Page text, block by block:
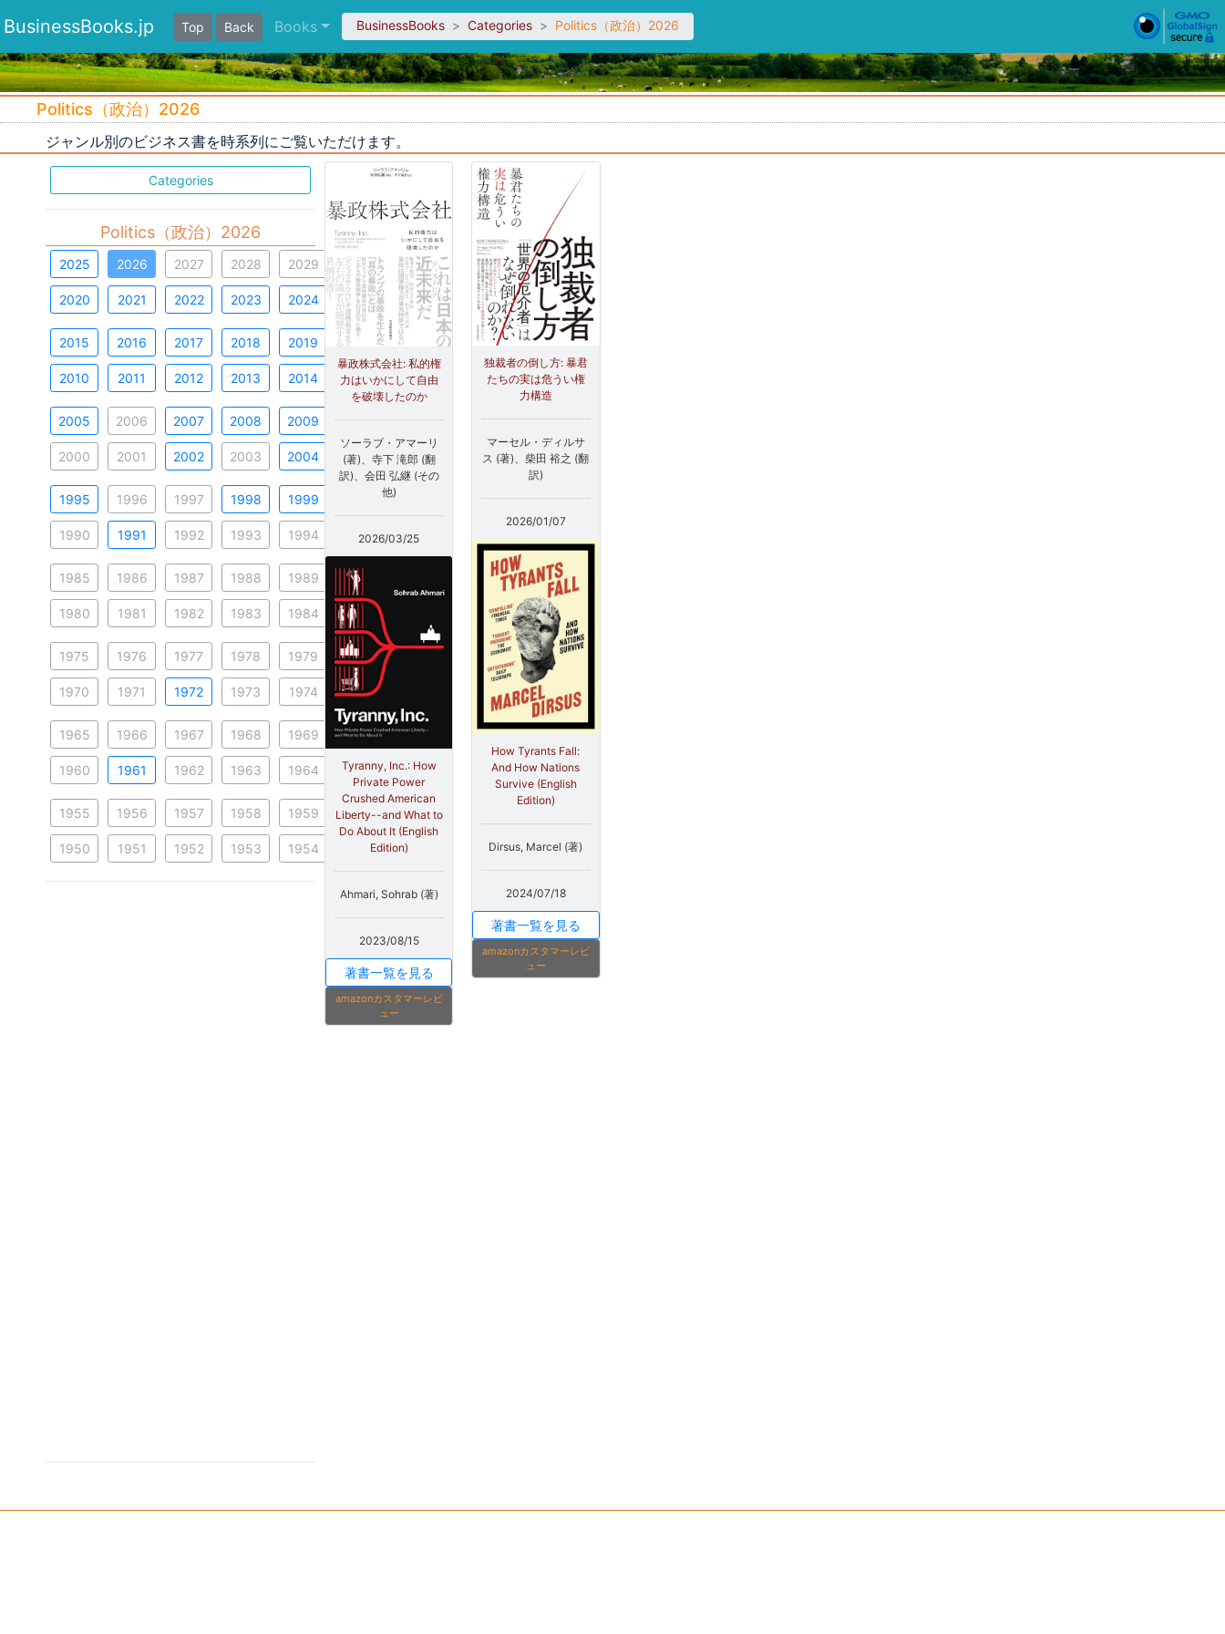
BusinessBooks.jp Top Back Books BusinessBooks Categories Politics（政治）2026
Politics（政治）2026
ジャンル別のビジネス書を時系列にご覧いただけます。
Categories
Politics（政治）2026
2025 2026 2027 2028 2029
2020 2021 2022 2023 2024
2015 2016 2017 2018 2019
2010 2011 2012 2013 2014
2005 2006 2007 2008 2009
2000 2001 2002 2003 2004
1995 1996 1997 1998 1999
1990 1991 1992 1993 1994
1985 1986 1987 1988 1989
1980 1981 1982 1983 1984
1975 1976 1977 1978 1979
1970 1971 1972 1973 1974
1965 1966 1967 1968 1969
1960 1961 1962 1963 1964
1955 1956 1957 1958 1959
1950 1951 1952 1953 1954
暴政株式会社: 私的権
力はいかにして自由
を破壊したのか
ソーラブ・アマーリ
(著)、寺下 滝郎 (翻
訳)、会田 弘継 (その
他)
2026/03/25
Tyranny, Inc.: How
Private Power
Crushed American
Liberty--and What to
Do About It (English
Edition)
Ahmari, Sohrab (著)
2023/08/15
著書一覧を見る
amazonカスタマーレビ
ュー
独裁者の倒し方: 暴君
たちの実は危うい権
力構造
マーセル・ディルサ
ス (著)、柴田 裕之 (翻
訳)
2026/01/07
How Tyrants Fall:
And How Nations
Survive (English
Edition)
Dirsus, Marcel (著)
2024/07/18
著書一覧を見る
amazonカスタマーレビ
ュー